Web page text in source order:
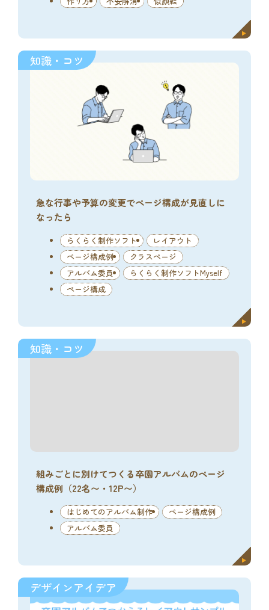
知識・コツ
急な行事や予算の変更でページ構成が見直しに
なったら
らくらく制作ソフト
レイアウト
ページ構成例
クラスページ
アルバム委員
らくらく制作ソフトMyself
ページ構成
知識・コツ
組みごとに別けてつくる卒園アルバムのページ
構成例（22名〜・12P〜）
はじめてのアルバム制作
ページ構成例
アルバム委員
デザインアイデア